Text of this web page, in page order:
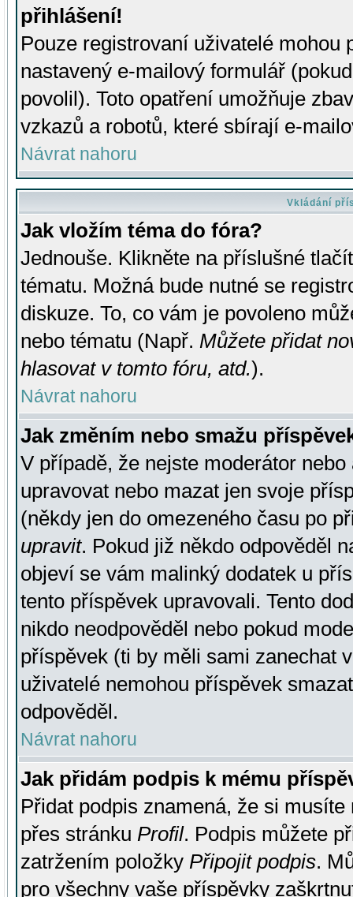
přihlášení!
Pouze registrovaní uživatelé mohou
nastavený e-mailový formulář
povolil). Toto opatření umožňuje
vzkazů a robotů, které sbírají e-
Návrat nahoru
Vkládání
Jak vložím téma do fóra?
Jednouše. Klikněte na příslušné
tématu. Možná bude nutné se
diskuze. To, co vám je povoleno
nebo tématu (Např. Můžete přidat
hlasovat v tomto fóru, atd.).
Návrat nahoru
Jak změním nebo smažu
V případě, že nejste moderátor
upravovat nebo mazat jen svoje
(někdy jen do omezeného času po
upravit. Pokud již někdo odpověděl
objeví se vám malinký dodatek u
tento příspěvek upravovali. Tento
nikdo neodpověděl nebo pokud
příspěvek (ti by měli sami zanechat
uživatelé nemohou příspěvek
odpověděl.
Návrat nahoru
Jak přidám podpis k mému
Přidat podpis znamená, že si
přes stránku Profil. Podpis můžete
zatržením položky Připojit podpis.
pro všechny vaše příspěvky